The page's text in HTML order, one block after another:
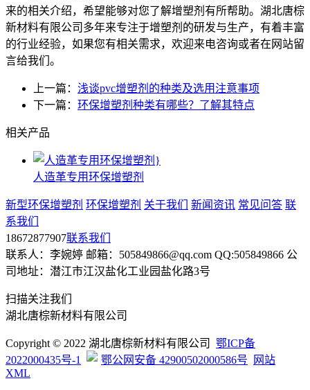
来的相关介绍，希望能够对您了解增塑剂有所帮助。湖北唐棕
新材料有限公司多年来专注于增塑剂的研发与生产，有着丰富
的行业经验，如果您有相关需求，欢迎来电咨询或者在网站留
言给我们。
上一篇： 浅谈pvc增塑剂的种类及选用注意事项
下一篇： 环保增塑剂种类有哪些？了解其特点
相关产品
人造革专用环保增塑剂
新型环保增塑剂 环保增塑剂 关于我们 新闻资讯 常见问答 联
系我们
18672877907联系我们
联系人：李婉婷 邮箱：505849866@qq.com QQ:505849866 公
司地址：潜江市江汉盐化工业园盐化路3号
扫描关注我们
湖北唐棕新材料有限公司
Copyright © 2022 湖北唐棕新材料有限公司 鄂ICP备
2022000435号-1
鄂公网安备 42900502000586号
网站
XML